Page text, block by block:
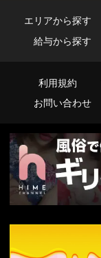
エリアから探す
給与から探す
利用規約
お問い合わせ